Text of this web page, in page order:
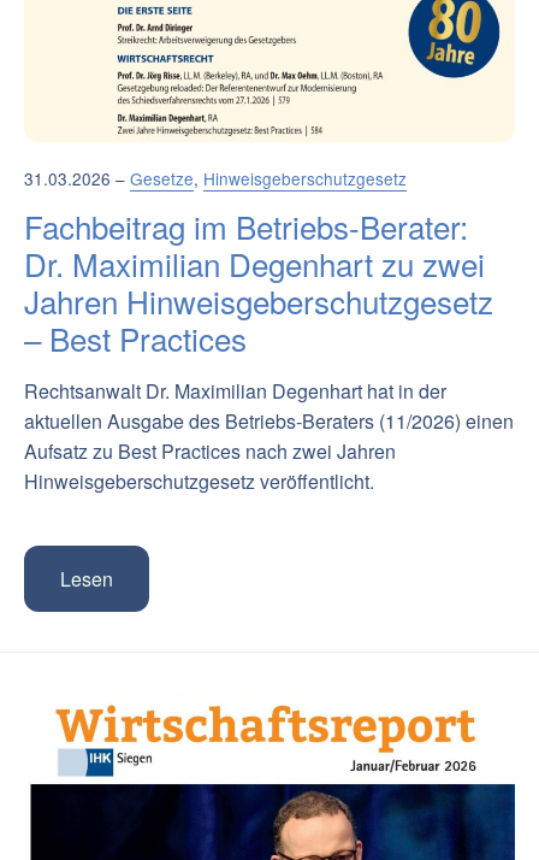
31.03.2026 – Gesetze, Hinweisgeberschutzgesetz
Fachbeitrag im Betriebs-Berater:
Dr. Maximilian Degenhart zu zwei
Jahren Hinweisgeberschutzgesetz
– Best Practices
Rechtsanwalt Dr. Maximilian Degenhart hat in der
aktuellen Ausgabe des Betriebs-Beraters (11/2026) einen
Aufsatz zu Best Practices nach zwei Jahren
Hinweisgeberschutzgesetz veröffentlicht.
Lesen